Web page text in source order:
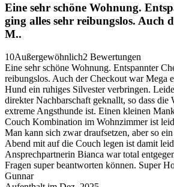
Eine sehr schöne Wohnung.
ging alles sehr reibungslos. Auch
M..
10Außergewöhnlich2 Bewertungen
Eine sehr schöne Wohnung. Entspannter
reibungslos. Auch der Checkout war Mega
Hund ein ruhiges Silvester verbringen.
direkter Nachbarschaft geknallt, so dass die
extreme Angsthunde ist. Einen kleinen
Couch Kombination im Wohnzimmer ist
Man kann sich zwar draufsetzen, aber so
Abend mit auf die Couch legen ist damit
Ansprechpartnerin Bianca war total
Fragen super beantworten können. Super
Gunnar